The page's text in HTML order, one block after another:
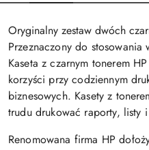
Oryginalny zestaw dwóch
Przeznaczony do stosowania
Kaseta z czarnym tonerem
korzyści przy codziennym
biznesowych. Kasety z
trudu drukować raporty, listy
Renomowana firma HP